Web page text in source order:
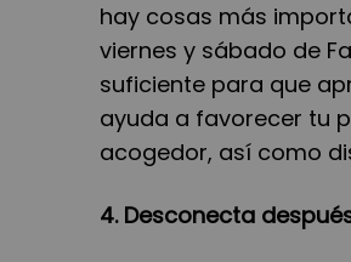
hay cosas más
viernes y sábado de
suficiente para que
ayuda a favorecer tu
acogedor, así como
4. Desconecta